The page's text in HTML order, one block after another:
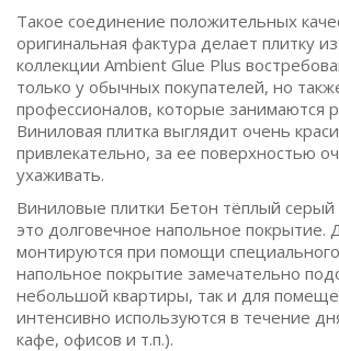
Такое соединение положительных
оригинальная фактура делает плитку из
коллекции Ambient Glue Plus
только у обычных покупателей, но
профессионалов, которые занимаются
Виниловая плитка выглядит очень
привлекательно, за ее поверхностью
ухаживать.
Виниловые плитки Бетон тёплый серый
это долговечное напольное покрытие.
монтируются при помощи
напольное покрытие замечательно
небольшой квартиры, так и для
интенсивно используются в течение
кафе, офисов и т.п.).